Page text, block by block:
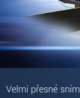
Velmi přesné